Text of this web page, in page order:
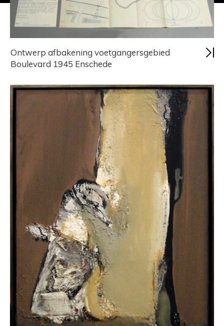
Ontwerp afbakening voetgangersgebied
Boulevard 1945 Enschede